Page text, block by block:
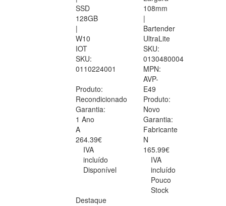
SSD
128GB
|
W10
IOT
SKU:
0110224001
Produto:
Recondicionado
Garantia:
1 Ano
A
264.39€
IVA
incluído
Disponível
108mm
|
Bartender
UltraLite
SKU:
0130480004
MPN:
AVP-
E49
Produto:
Novo
Garantia:
Fabricante
N
165.99€
IVA
incluído
Pouco
Stock
Destaque